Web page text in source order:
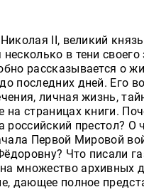
II, великий
в тени своего
рассказывается о
последних дней. Его
личная жизнь,
страницах книги.
российский престол? О
Первой Мировой
Что писали
множество архивных
дающее полное